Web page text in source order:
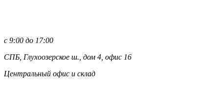
с 9:00 до 17:00
СПБ, Глухоозерское ш., дом 4, офис 16
Центральный офис и склад